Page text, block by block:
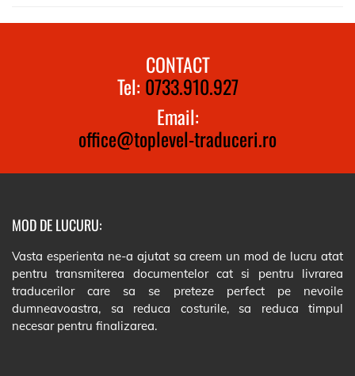
CONTACT
Tel: 0733.910.927
Email:
office@toplevel-traduceri.ro
MOD DE LUCURU:
Vasta esperienta ne-a ajutat sa creem un mod de lucru atat
pentru transmiterea documentelor cat si pentru livrarea
traducerilor care sa se preteze perfect pe nevoile
dumneavoastra, sa reduca costurile, sa reduca timpul
necesar pentru finalizarea.